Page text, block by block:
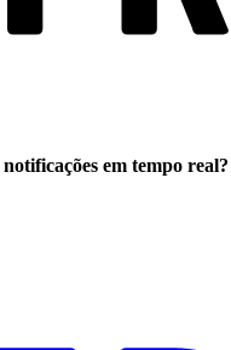
notificações em tempo real?